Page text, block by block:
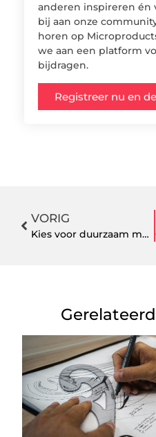
anderen inspireren én
bij aan onze
horen op
we aan een platform
bijdragen.
Registreer nu en
VORIG
Kies voor duurzaam met warmtepomp boilers van 123 Installatiematerialen